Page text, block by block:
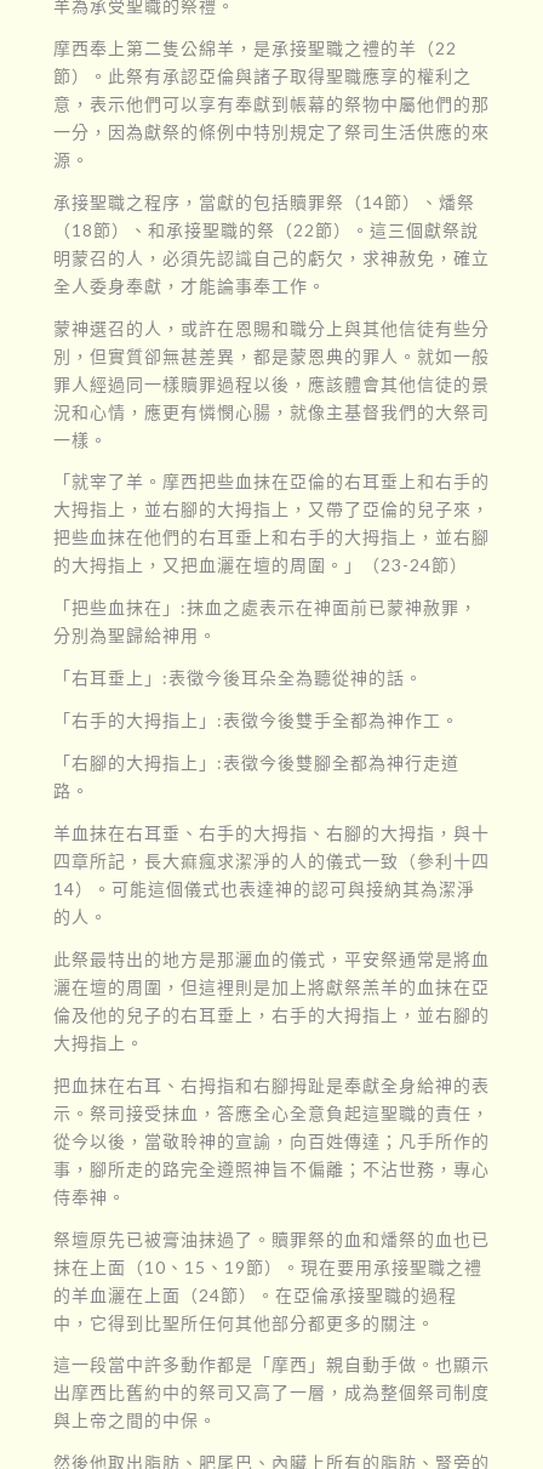
羊為承受聖職的祭禮。
摩西奉上第二隻公綿羊，是承接聖職之禮的羊（22
節）。此祭有承認亞倫與諸子取得聖職應享的權利之
意，表示他們可以享有奉獻到帳幕的祭物中屬他們的那
一分，因為獻祭的條例中特別規定了祭司生活供應的來
源。
承接聖職之程序，當獻的包括贖罪祭（14節）、燔祭
（18節）、和承接聖職的祭（22節）。這三個獻祭說
明蒙召的人，必須先認識自己的虧欠，求神赦免，確立
全人委身奉獻，才能論事奉工作。
蒙神選召的人，或許在恩賜和職分上與其他信徒有些分
別，但實質卻無甚差異，都是蒙恩典的罪人。就如一般
罪人經過同一樣贖罪過程以後，應該體會其他信徒的景
況和心情，應更有憐憫心腸，就像主基督我們的大祭司
一樣。
「就宰了羊。摩西把些血抹在亞倫的右耳垂上和右手的
大拇指上，並右腳的大拇指上，又帶了亞倫的兒子來，
把些血抹在他們的右耳垂上和右手的大拇指上，並右腳
的大拇指上，又把血灑在壇的周圍。」（23-24節）
「把些血抹在」:抹血之處表示在神面前已蒙神赦罪，
分別為聖歸給神用。
「右耳垂上」:表徵今後耳朵全為聽從神的話。
「右手的大拇指上」:表徵今後雙手全都為神作工。
「右腳的大拇指上」:表徵今後雙腳全都為神行走道
路。
羊血抹在右耳垂、右手的大拇指、右腳的大拇指，與十
四章所記，長大痲瘋求潔淨的人的儀式一致（參利十四
14）。可能這個儀式也表達神的認可與接納其為潔淨
的人。
此祭最特出的地方是那灑血的儀式，平安祭通常是將血
灑在壇的周圍，但這裡則是加上將獻祭羔羊的血抹在亞
倫及他的兒子的右耳垂上，右手的大拇指上，並右腳的
大拇指上。
把血抹在右耳、右拇指和右腳拇趾是奉獻全身給神的表
示。祭司接受抹血，答應全心全意負起這聖職的責任，
從今以後，當敬聆神的宣諭，向百姓傳達；凡手所作的
事，腳所走的路完全遵照神旨不偏離；不沾世務，專心
侍奉神。
祭壇原先已被膏油抹過了。贖罪祭的血和燔祭的血也已
抹在上面（10、15、19節）。現在要用承接聖職之禮
的羊血灑在上面（24節）。在亞倫承接聖職的過程
中，它得到比聖所任何其他部分都更多的關注。
這一段當中許多動作都是「摩西」親自動手做。也顯示
出摩西比舊約中的祭司又高了一層，成為整個祭司制度
與上帝之間的中保。
然後他取出脂肪、肥尾巴、內臟上所有的脂肪、腎旁的